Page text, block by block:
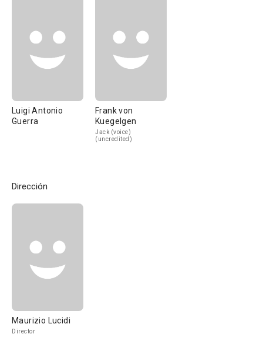
Luigi Antonio
Guerra
Frank von
Kuegelgen
Jack (voice)
(uncredited)
Dirección
Maurizio Lucidi
Director